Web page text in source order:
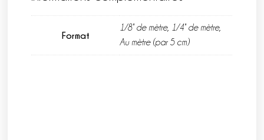
Format
1/8° de mètre, 1/4° de mètre,
Au mètre (par 5 cm)